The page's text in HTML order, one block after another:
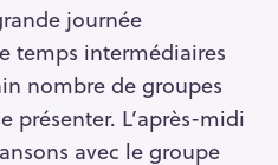
journée
temps intermédiaires
nombre de groupes
présenter. L’après-midi
avec le groupe